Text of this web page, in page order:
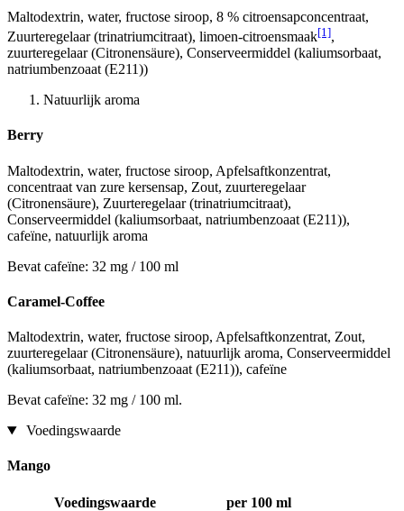
Maltodextrin, water, fructose siroop, 8 % citroensapconcentraat,
Zuurteregelaar (trinatriumcitraat), limoen-citroensmaak[1],
zuurteregelaar (Citronensäure), Conserveermiddel (kaliumsorbaat,
natriumbenzoaat (E211))
Natuurlijk aroma
Berry
Maltodextrin, water, fructose siroop, Apfelsaftkonzentrat,
concentraat van zure kersensap, Zout, zuurteregelaar
(Citronensäure), Zuurteregelaar (trinatriumcitraat),
Conserveermiddel (kaliumsorbaat, natriumbenzoaat (E211)),
cafeïne, natuurlijk aroma
Bevat cafeïne: 32 mg / 100 ml
Caramel-Coffee
Maltodextrin, water, fructose siroop, Apfelsaftkonzentrat, Zout,
zuurteregelaar (Citronensäure), natuurlijk aroma, Conserveermiddel
(kaliumsorbaat, natriumbenzoaat (E211)), cafeïne
Bevat cafeïne: 32 mg / 100 ml.
Voedingswaarde
Mango
Voedingswaarde
per 100 ml